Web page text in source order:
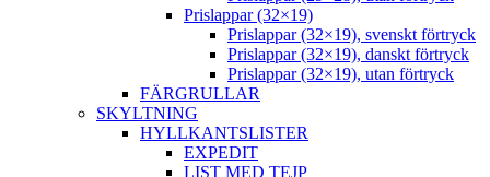
Prislappar (32×19)
Prislappar (32×19), svenskt förtryck
Prislappar (32×19), danskt förtryck
Prislappar (32×19), utan förtryck
FÄRGRULLAR
SKYLTNING
HYLLKANTSLISTER
EXPEDIT
LIST MED TEJP